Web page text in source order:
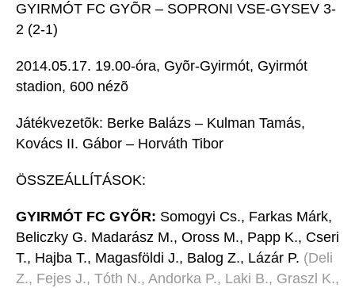
GYIRMÓT FC GYÕR – SOPRONI VSE-GYSEV 3-
2 (2-1)
2014.05.17. 19.00-óra, Gyõr-Gyirmót, Gyirmót
stadion, 600 nézõ
Játékvezetõk: Berke Balázs – Kulman Tamás,
Kovács II. Gábor – Horváth Tibor
ÖSSZEÁLLÍTÁSOK:
GYIRMÓT FC GYÕR: Somogyi Cs., Farkas Márk,
Beliczky G. Madarász M., Oross M., Papp K., Cseri
T., Hajba T., Magasföldi J., Balog Z., Lázár P. (Deli
Z., Fejes J., Tóth N., Andorka P., Laki B., Graszl K.,